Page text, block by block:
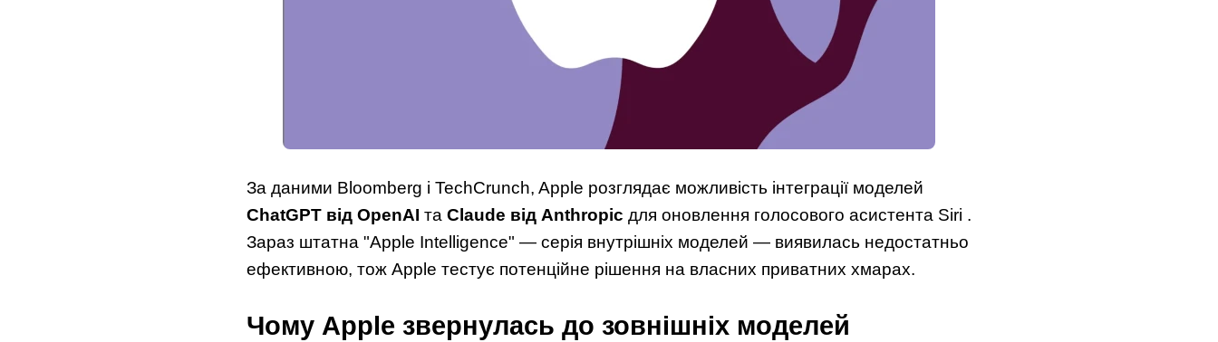
За даними Bloomberg і TechCrunch, Apple розглядає можливість інтеграції моделей
ChatGPT від OpenAI та Claude від Anthropic для оновлення голосового асистента Siri .
Зараз штатна "Apple Intelligence" — серія внутрішніх моделей — виявилась недостатньо
ефективною, тож Apple тестує потенційне рішення на власних приватних хмарах.
Чому Apple звернулась до зовнішніх моделей